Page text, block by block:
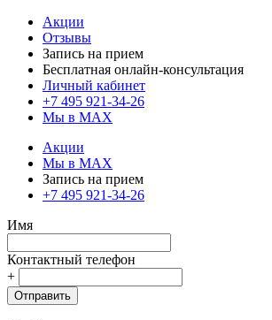
Акции
Отзывы
Запись на прием
Бесплатная онлайн-консультация
Личный кабинет
+7 495 921-34-26
Мы в MAX
Акции
Мы в MAX
Запись на прием
+7 495 921-34-26
Имя
Контактный телефон
+
Отправить